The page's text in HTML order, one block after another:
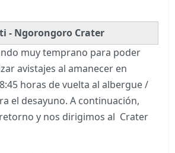
- Ngorongoro Crater
muy temprano para poder
avistajes al amanecer en
horas de vuelta al albergue /
el desayuno. A continuación,
y nos dirigimos al Crater